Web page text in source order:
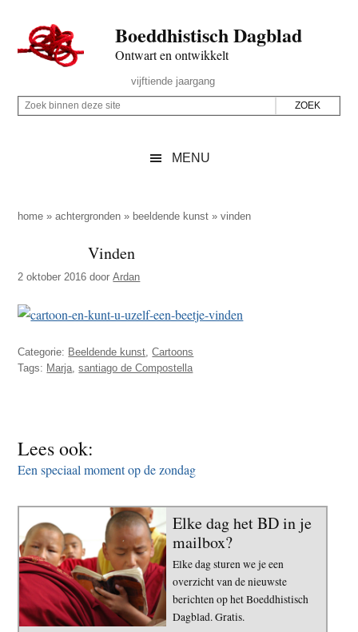
naar
de
inhoud
secondary
naar
de
sidebar
naar
de
Boeddhistisch Dagblad
Ontwart en ontwikkelt
Rechts
vijftiende jaargang
Z
p
z
e
i
t
Z
i
e
d
z
e
e
MENU
home »achtergronden » beeldende kunst »vinden
Vinden
2 oktober 2016 doorArdan
Categorie: Beeldende kunst ,Cartoons
Tags: Marja ,santiago de Compostella
Lees ook:
Een speciaal moment op de zondag
Elke dag het BD in je
mailbox?
Elke dag sturen we je een
overzicht van de nieuwste
berichten op het Boeddhistisch
Dagblad. Gratis.